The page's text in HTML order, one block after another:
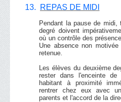
13. REPAS DE MIDI
Pendant la pause de
degré doivent
où un contrôle des
Une absence non
retenue.
Les élèves du deuxième
rester dans l'enceinte
habitant à proximité
rentrer chez eux avec
parents et l'accord de la